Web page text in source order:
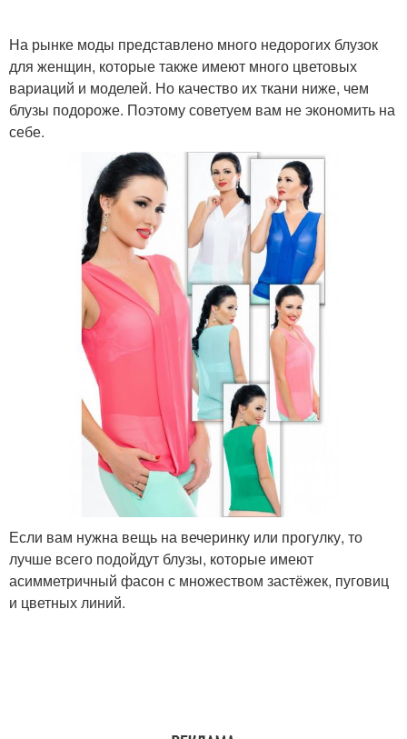
На рынке моды представлено много недорогих блузок
для женщин, которые также имеют много цветовых
вариаций и моделей. Но качество их ткани ниже, чем
блузы подороже. Поэтому советуем вам не экономить на
себе.
Если вам нужна вещь на вечеринку или прогулку, то
лучше всего подойдут блузы, которые имеют
асимметричный фасон с множеством застёжек, пуговиц
и цветных линий.